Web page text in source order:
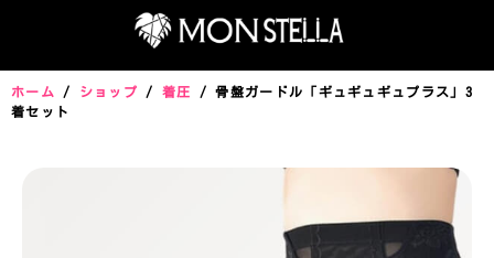
ホーム / ショップ / 着圧
/ 骨盤ガードル「ギュギュギュプラス」3
着セット